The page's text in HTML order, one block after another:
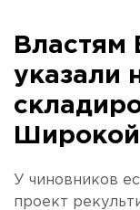
Властям
указали
Широкой
У чиновников
проект